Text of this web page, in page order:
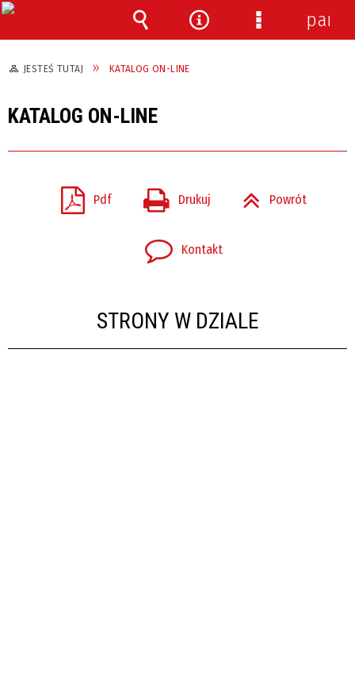
JESTEŚ TUTAJ KATALOG ON-LINE
KATALOG ON-LINE
Pdf Drukuj Powrót
Kontakt
STRONY W DZIALE
Wyszukiwarka
NarzędziaMenu
panel